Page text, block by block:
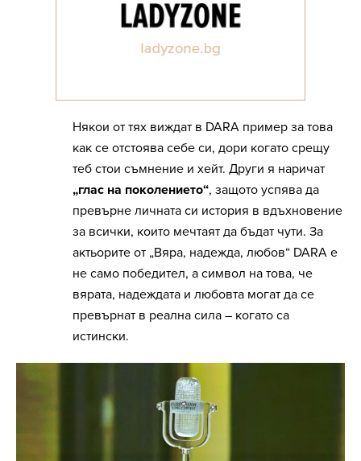
Някои от тях виждат в DARA пример за това
как се отстоява себе си, дори когато срещу
теб стои съмнение и хейт. Други я наричат
„глас на поколението“, защото успява да
превърне личната си история в вдъхновение
за всички, които мечтаят да бъдат чути. За
актьорите от „Вяра, надежда, любов“ DARA е
не само победител, а символ на това, че
вярата, надеждата и любовта могат да се
превърнат в реална сила – когато са
истински.